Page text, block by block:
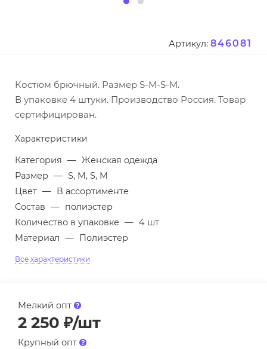
Артикул: 846081
Костюм брючный. Размер S-M-S-M.
В упаковке 4 штуки. Производство Россия. Товар
сертифицирован.
Характеристики
Категория — Женская одежда
Размер — S, M, S, M
Цвет — В ассортименте
Состав — полиэстер
Количество в упаковке — 4 шт
Материал — Полиэстер
Все характеристики
Мелкий опт
2 250 ₽/шт
Крупный опт